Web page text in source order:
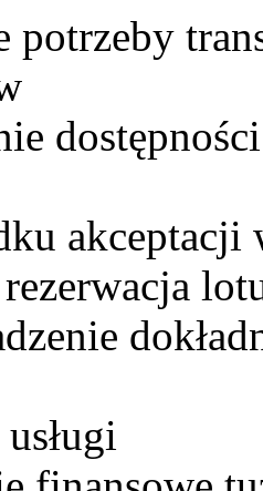
potrzeby
akceptacji